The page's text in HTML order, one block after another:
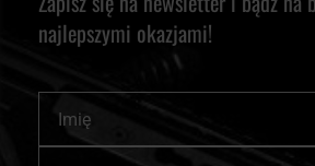
najlepszymi okazjami!